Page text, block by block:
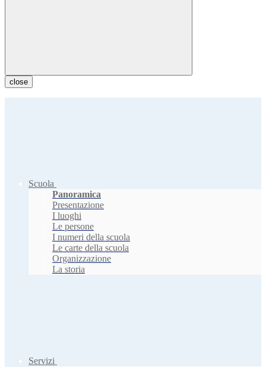
close
Scuola
Panoramica
Presentazione
I luoghi
Le persone
I numeri della scuola
Le carte della scuola
Organizzazione
La storia
Servizi